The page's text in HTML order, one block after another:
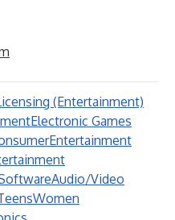
(Entertainment)
Electronic Games
Entertainment
Audio/Video
Women